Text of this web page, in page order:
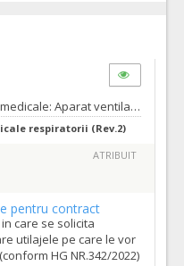
Se vor achizitiona echipamente medicale: Aparat ventilație mecanică NAVA – 2 buc, impreuna cu accesoriile obligatorii
respiratorii (Rev.2)
ATRIBUIT
pentru contract
care se solicita
utilajele pe care le vor
HG NR.342/2022)